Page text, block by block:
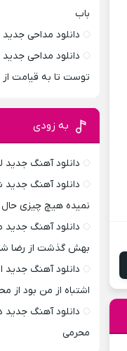
باب
دانلود مداحی
دانلود مداحی
توست تا به قیامت
به زودی
دانلود آهنگ جدید
دانلود آهنگ
نمیده هیچ چیزی حال
دانلود آهنگ
بهش گذشت از رضا
دانلود آهنگ جدید
اشتباه از من بود از
دانلود آهنگ
محرمی